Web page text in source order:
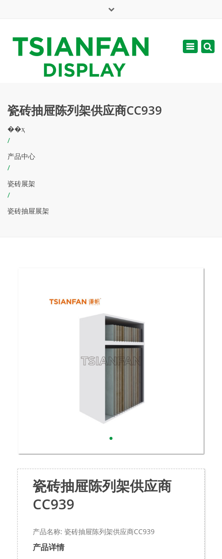
周一 - 周六: 7:00 - 17:00
Toggle
瓷砖抽屉陈列架供应商CC939
��ҳ
/
产品中心
/
瓷砖展架
/
瓷砖抽屉展架
瓷砖抽屉陈列架供应商
CC939
产品名称: 瓷砖抽屉陈列架供应商CC939
产品详情